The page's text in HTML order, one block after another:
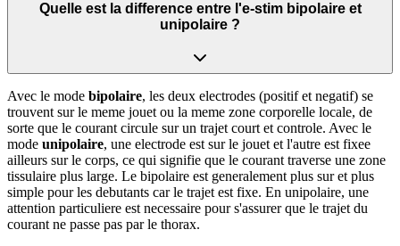
Quelle est la difference entre l'e-stim bipolaire et
unipolaire ?
Avec le mode bipolaire, les deux electrodes (positif et negatif) se
trouvent sur le meme jouet ou la meme zone corporelle locale, de
sorte que le courant circule sur un trajet court et controle. Avec le
mode unipolaire, une electrode est sur le jouet et l'autre est fixee
ailleurs sur le corps, ce qui signifie que le courant traverse une zone
tissulaire plus large. Le bipolaire est generalement plus sur et plus
simple pour les debutants car le trajet est fixe. En unipolaire, une
attention particuliere est necessaire pour s'assurer que le trajet du
courant ne passe pas par le thorax.